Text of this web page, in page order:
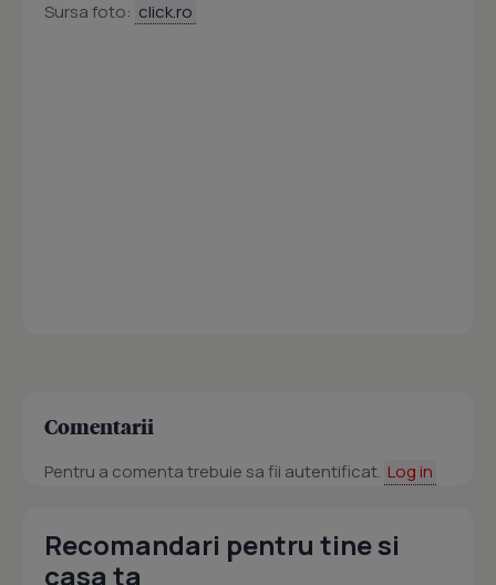
Sursa foto: click.ro
Comentarii
Pentru a comenta trebuie sa fii autentificat. Log in
Recomandari pentru tine si
casa ta